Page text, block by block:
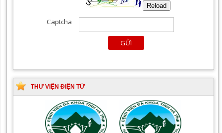
THƯ VIỆN ĐIỆN TỬ